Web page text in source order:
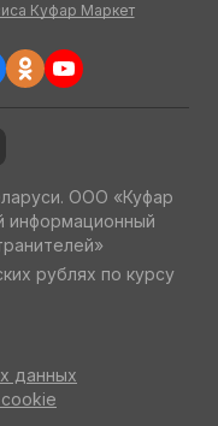
Куфар Маркет
ООО «Куфар
информационный
рублях по курсу
данных